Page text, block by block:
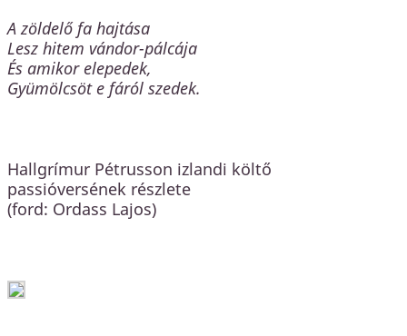
A zöldelő fa hajtása
Lesz hitem vándor-pálcája
És amikor elepedek,
Gyümölcsöt e fáról szedek.
Hallgrímur Pétrusson izlandi költő
passióversének részlete
(ford: Ordass Lajos)